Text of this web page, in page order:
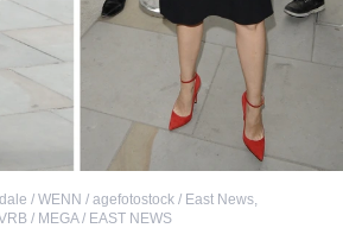
/ WENN / agefotostock / East News,
/ MEGA / EAST NEWS